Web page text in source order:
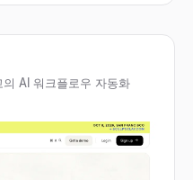
AI 워크플로우 자동화